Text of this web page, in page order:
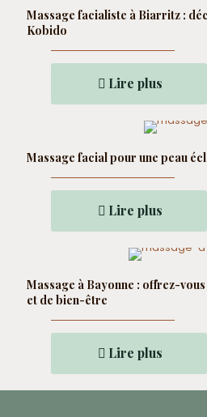
Massage facialiste à Biarritz :
Kobido
Lire plus
Massage facial pour une peau
Lire plus
Massage à Bayonne : offrez-
et de bien-être
Lire plus